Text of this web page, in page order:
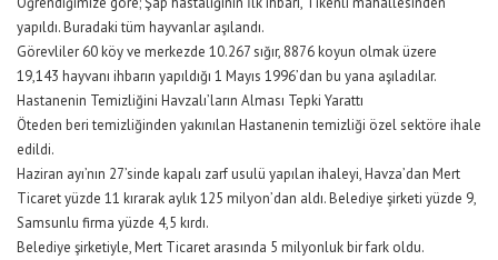
yapıldı. Buradaki tüm hayvanlar aşılandı.
Görevliler 60 köy ve merkezde 10.267 sığır, 8876 koyun olmak üzere
19,143 hayvanı ihbarın yapıldığı 1 Mayıs 1996’dan bu yana aşıladılar.
Hastanenin Temizliğini Havzalı’ların Alması Tepki Yarattı
Öteden beri temizliğinden yakınılan Hastanenin temizliği özel sektöre ihale
edildi.
Haziran ayı’nın 27’sinde kapalı zarf usulü yapılan ihaleyi, Havza’dan Mert
Ticaret yüzde 11 kırarak aylık 125 milyon’dan aldı. Belediye şirketi yüzde 9,
Samsunlu firma yüzde 4,5 kırdı.
Belediye şirketiyle, Mert Ticaret arasında 5 milyonluk bir fark oldu.